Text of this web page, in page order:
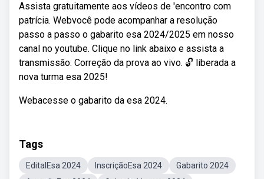
Assista gratuitamente aos vídeos de 'encontro com
patrícia. Webvocê pode acompanhar a resolução
passo a passo o gabarito esa 2024/2025 em nosso
canal no youtube. Clique no link abaixo e assista a
transmissão: Correção da prova ao vivo. 🔓 liberada a
nova turma esa 2025!
Webacesse o gabarito da esa 2024.
Tags
EditalEsa 2024 InscriçãoEsa 2024
Gabarito 2024